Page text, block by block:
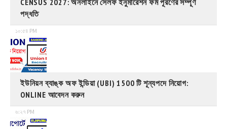
CENSUS 2027: অনলাইনে সেলফ ইনুমারেশন ফর্ম পূরণের সম্পূর্ণ
পদ্ধতি
১০:৫৪ PM
ইউনিয়ন ব্যাঙ্ক অফ ইন্ডিয়া (UBI) 1500 টি শূন্যপদে নিয়োগ:
ONLINE আবেদন করুন
৬:২৭ PM